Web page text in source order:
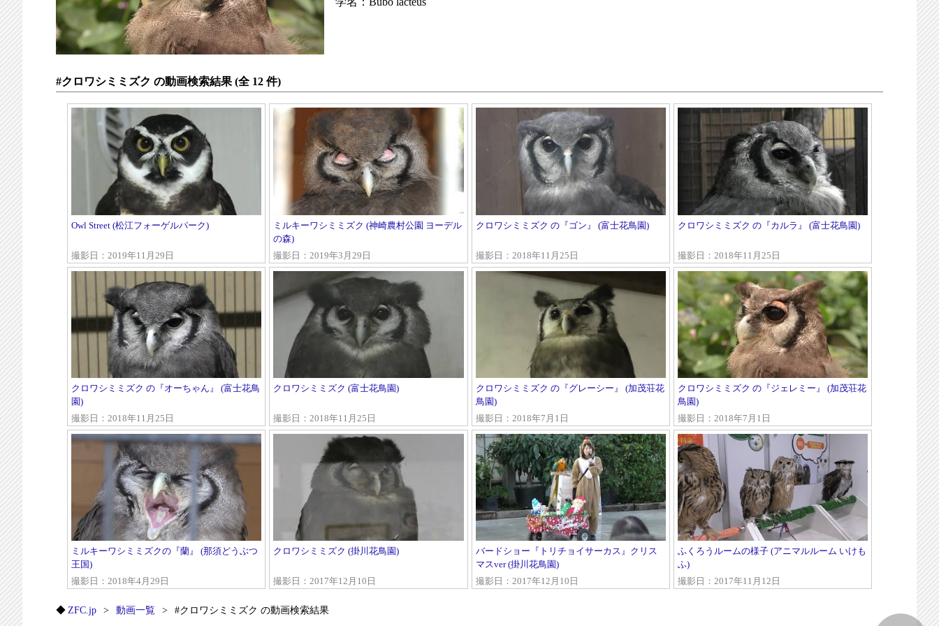
#クロワシミミズク の動画検索結果 (全 12 件)
Owl Street (松江フォーゲルパーク)
撮影日：2019年11月29日
ミルキーワシミミズク (神崎農村公園 ヨーデル
の森)
撮影日：2019年3月29日
クロワシミミズク の『ゴン』 (富士花鳥園)
撮影日：2018年11月25日
クロワシミミズク の『カルラ』 (富士花鳥園)
撮影日：2018年11月25日
クロワシミミズク の『オーちゃん』 (富士花鳥
園)
撮影日：2018年11月25日
クロワシミミズク (富士花鳥園)
撮影日：2018年11月25日
クロワシミミズク の『グレーシー』 (加茂荘花
鳥園)
撮影日：2018年7月1日
クロワシミミズク の『ジェレミー』 (加茂荘花
鳥園)
撮影日：2018年7月1日
ミルキーワシミミズクの『蘭』 (那須どうぶつ
王国)
撮影日：2018年4月29日
クロワシミミズク (掛川花鳥園)
撮影日：2017年12月10日
バードショー『トリチョイサーカス』クリス
マスver (掛川花鳥園)
撮影日：2017年12月10日
ふくろうルームの様子 (アニマルルーム いけも
ふ)
撮影日：2017年11月12日
ZFC.jp 動画一覧 #クロワシミミズク の動画検索結果